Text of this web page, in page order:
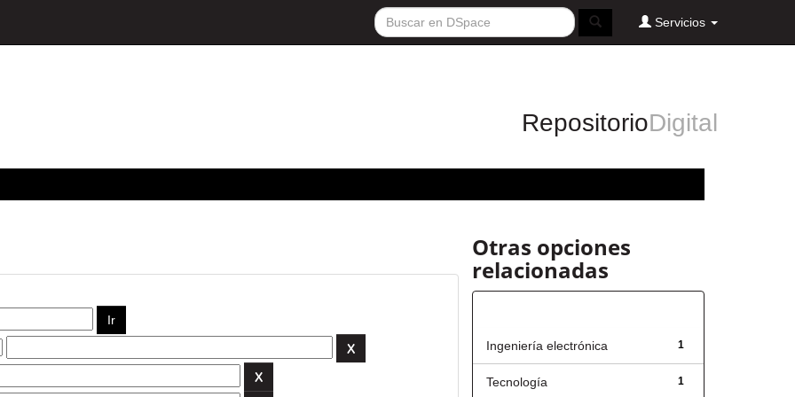
Servicios
RepositorioDigital
Otras opciones
relacionadas
1
Ingeniería electrónica
1
Tecnología